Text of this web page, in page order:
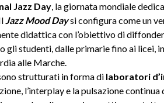
Jazz Day, la giornata mondiale
Jazz Mood Daysi configura come un
didattica con l’obiettivo di
gli studenti, dalle primarie fino ai licei,
alle Marche.
strutturati in forma di laboratori
l’interplay e la pulsazione